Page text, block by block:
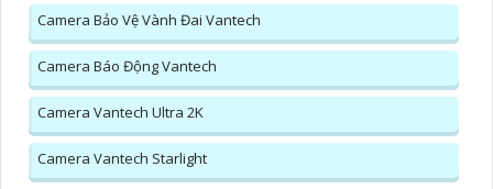
Camera Bảo Vệ Vành Đai Vantech
Camera Báo Động Vantech
Camera Vantech Ultra 2K
Camera Vantech Starlight